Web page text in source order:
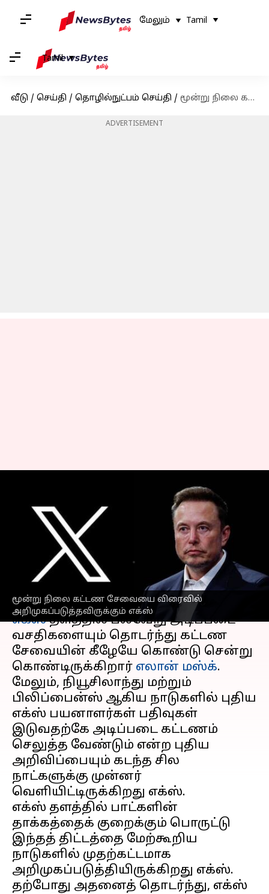
மேலும் Tamil
Tamil
வீடு / செய்தி / தொழில்நுட்பம் செய்தி / மூன்று நிலை கட்டண சேவையை விரைவில் அறிமுகப்படுத்தவிருக்கும் எக்ஸ்.. எலான் மஸ்க் பதிவு
ADVERTISEMENT
மூன்று நிலை கட்டண சேவையை விரைவில்
அறிமுகப்படுத்தவிருக்கும் எக்ஸ்
மூன்று நிலை கட்டண
சேவையை விரைவில்
அறிமுகப்படுத்தவிருக்கும்
எக்ஸ்.. எலான் மஸ்க் பதிவு
எழுதியவர் Prasanna Venkatesh Oct 20, 2023 04:25 pm
செய்தி முன்னோட்டம்
எக்ஸ்தளத்தில் பல்வேறு அடிப்படை
வசதிகளையும் தொடர்ந்து கட்டண
சேவையின் கீழேயே கொண்டு சென்று
கொண்டிருக்கிறார் எலான் மஸ்க்.
மேலும், நியூசிலாந்து மற்றும்
பிலிப்பைன்ஸ் ஆகிய நாடுகளில் புதிய
எக்ஸ் பயனாளர்கள் பதிவுகள்
இடுவதற்கே அடிப்படை கட்டணம்
செலுத்த வேண்டும் என்ற புதிய
அறிவிப்பையும் கடந்த சில
நாட்களுக்கு முன்னர்
வெளியிட்டிருக்கிறது எக்ஸ்.
எக்ஸ் தளத்தில் பாட்களின்
தாக்கத்தைக் குறைக்கும் பொருட்டு
இந்தத் திட்டத்தை மேற்கூறிய
நாடுகளில் முதற்கட்டமாக
அறிமுகப்படுத்தியிருக்கிறது எக்ஸ்.
தற்போது அதனைத் தொடர்ந்து, எக்ஸ்